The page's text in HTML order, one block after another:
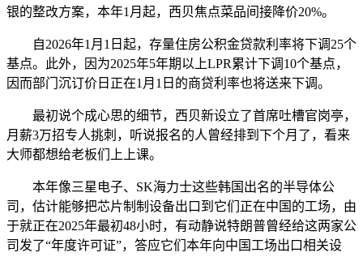
银的整改方案，本年1月起，西贝焦点菜品间接降价20%。
自2026年1月1日起，存量住房公积金贷款利率将下调25个
基点。此外，因为2025年5年期以上LPR累计下调10个基点，
因而部门沉订价日正在1月1日的商贷利率也将送来下调。
最初说个成心思的细节，西贝新设立了首席吐槽官岗亭，
月薪3万招专人挑刺，听说报名的人曾经排到下个月了，看来
大师都想给老板们上上课。
本年像三星电子、SK海力士这些韩国出名的半导体公
司，估计能够把芯片制制设备出口到它们正在中国的工场，由
于就正在2025年最初48小时，有动静说特朗普曾经给这两家公
司发了“年度许可证”，答应它们本年向中国工场出口相关设